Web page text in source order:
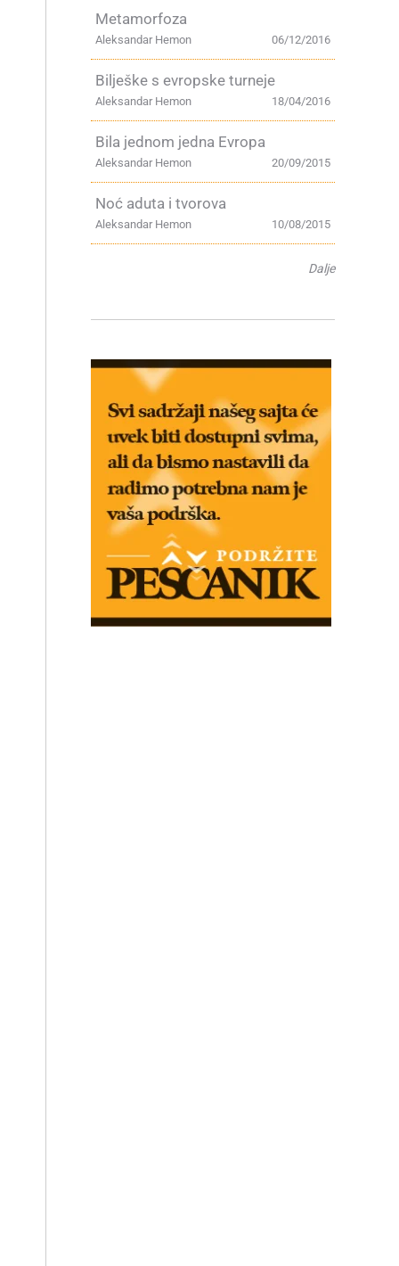
Metamorfoza
06/12/2016
Aleksandar Hemon
Bilješke s evropske turneje
18/04/2016
Aleksandar Hemon
Bila jednom jedna Evropa
20/09/2015
Aleksandar Hemon
Noć aduta i tvorova
10/08/2015
Aleksandar Hemon
Dalje